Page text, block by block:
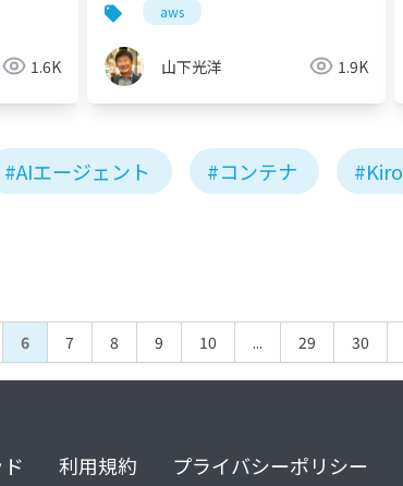
1.6K
aws
山下光洋 1.9K
#AIエージェント #コンテナ #Kiro
6 7 8 9 10 ... 29 30
利用規約 プライバシーポリシー